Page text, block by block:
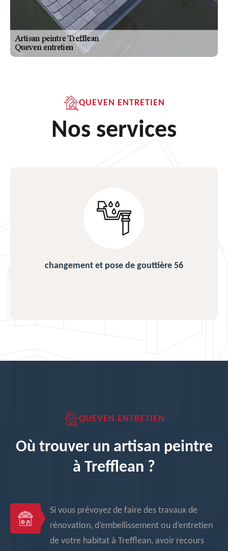
QUEVEN ENTRETIEN
Nos services
changement et pose de gouttière 56
QUEVEN ENTRETIEN
Où trouver un artisan peintre
à Trefflean ?
Si vous prévoyez de faire des travaux de
rénovation, d’embellissement ou d’entretien
de votre habitat à Trefflean, avoir recours